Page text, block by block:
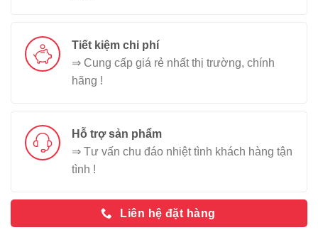
Tiết kiệm chi phí
⇒ Cung cấp giá rẻ nhất thị trường, chính
hãng !
Hỗ trợ sản phẩm
⇒ Tư vấn chu đáo nhiệt tình khách hàng tận
tình !
Liên hệ đặt hàng